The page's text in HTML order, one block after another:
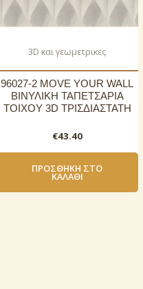
3D και γεωμετρικες
96027-2 MOVE YOUR WALL
ΒΙΝΥΛΙΚΗ ΤΑΠΕΤΣΑΡΙΑ
ΤΟΙΧΟΥ 3D ΤΡΙΣΔΙΑΣΤΑΤΗ
€43.40
ΠΡΟΣΘΉΚΗ ΣΤΟ
ΚΑΛΆΘΙ